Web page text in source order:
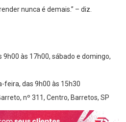
nunca é demais.” – diz.
às 17h00, sábado e domingo,
feira, das 9h00 às 15h30
nº 311, Centro, Barretos, SP